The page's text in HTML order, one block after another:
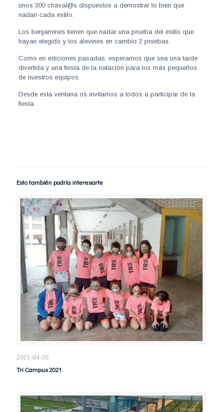
unos 300 chaval@s dispuestos a demostrar lo bien que
nadan cada estilo.
Los benjamines tienen que nadar una prueba del estilo que
hayan elegido y los alevines en cambio 2 pruebas.
Como en ediciones pasadas, esperamos que sea una tarde
divertida y una fiesta de la natación para los más pequeños
de nuestros equipos.
Desde esta ventana os invitamos a todos a participar de la
fiesta.
Esto también podría interesarte
2021-04-30
Tri Campus 2021